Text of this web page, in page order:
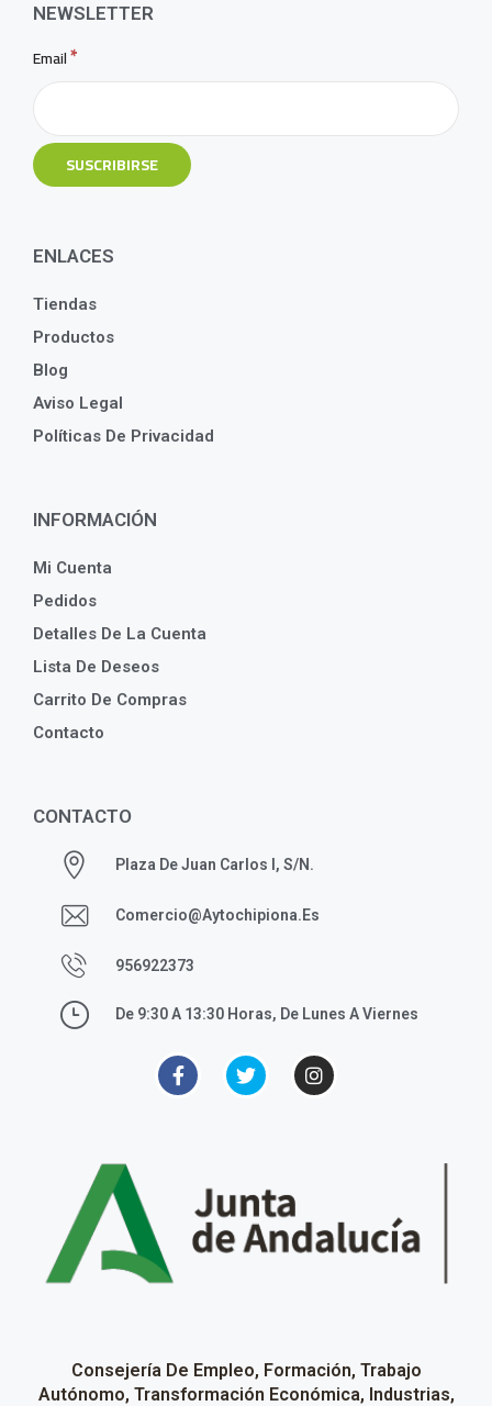
NEWSLETTER
Email*
ENLACES
Tiendas
Productos
Blog
Aviso Legal
Políticas De Privacidad
INFORMACIÓN
Mi Cuenta
Pedidos
Detalles De La Cuenta
Lista De Deseos
Carrito De Compras
Contacto
CONTACTO
Plaza De Juan Carlos I, S/n.
Comercio@aytochipiona.es
956922373
De 9:30 A 13:30 Horas, De Lunes A Viernes
Consejería De Empleo, Formación, Trabajo
Autónomo, Transformación Económica, Industrias,